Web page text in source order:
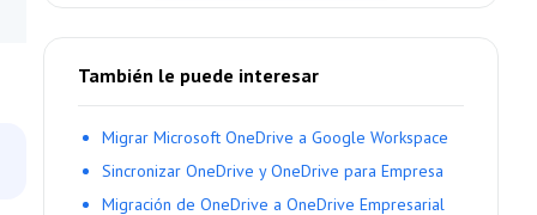
También le puede interesar
Migrar Microsoft OneDrive a Google Workspace
Sincronizar OneDrive y OneDrive para Empresa
Migración de OneDrive a OneDrive Empresarial